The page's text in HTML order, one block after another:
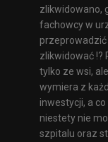
zlikwidowano,
fachowcy w
przeprowadzić
zlikwidować !?
tylko ze wsi,
wymiera z
inwestycji, a
niestety nie
szpitalu oraz